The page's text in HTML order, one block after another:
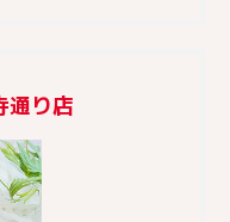
通り店